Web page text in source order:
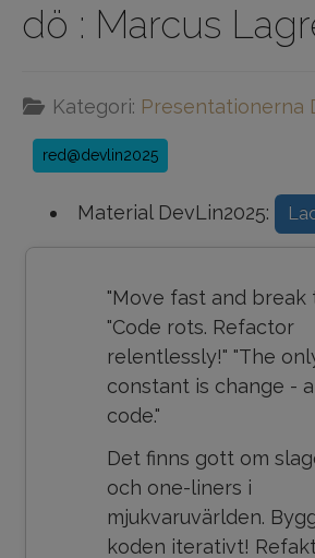
dö : Marcus
Kategori: Presentationerna
red@devlin2025
Material DevLin2025:
"Move fast and break
"Code rots. Refactor
relentlessly!" "The
constant is change -
code."
Det finns gott om
och one-liners i
mjukvaruvärlden.
koden iterativt!